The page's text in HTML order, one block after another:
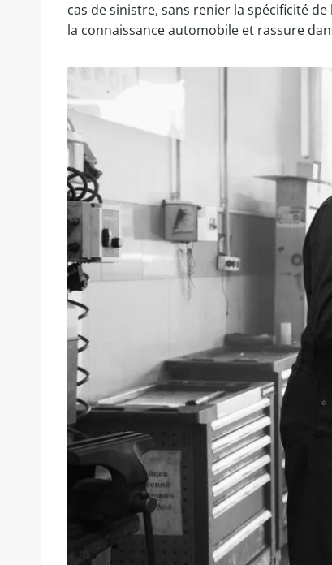
cas de sinistre, sans renier la spécificité
la connaissance automobile et rassure